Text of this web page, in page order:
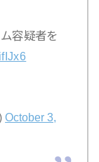
容疑者を
October 3,